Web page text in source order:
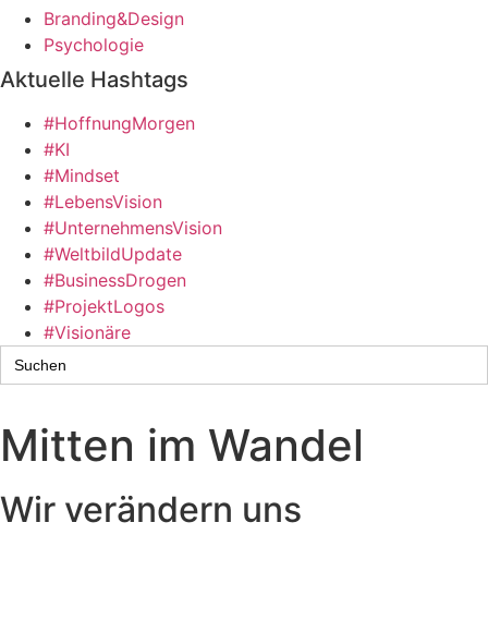
Branding&Design
Psychologie
Aktuelle Hashtags
#HoffnungMorgen
#KI
#Mindset
#LebensVision
#UnternehmensVision
#WeltbildUpdate
#BusinessDrogen
#ProjektLogos
#Visionäre
Search
for:
Mitten im Wandel
Wir verändern uns